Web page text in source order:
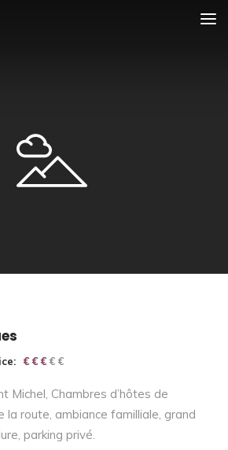
€ € € € €
€ € €
Michel, Chambres d’hôtes de
la route, ambiance familliale, grand
parking privé.